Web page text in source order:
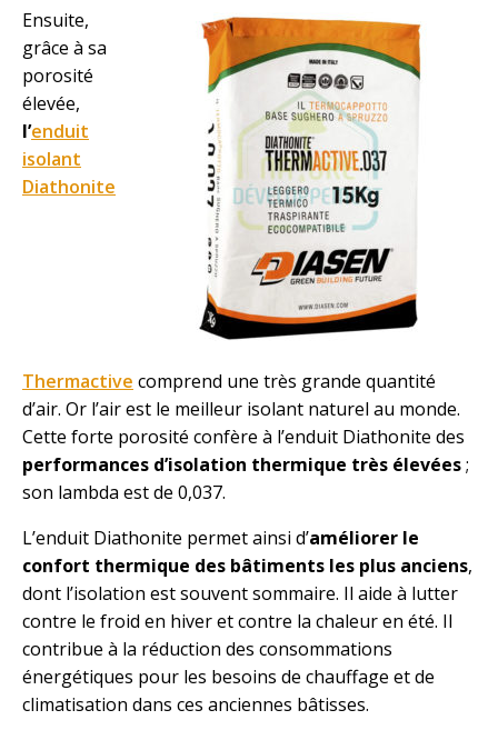
Ensuite,
grâce à sa
porosité
élevée,
l’enduit
isolant
Diathonite
Thermactive comprend une très grande quantité
d’air. Or l’air est le meilleur isolant naturel au monde.
Cette forte porosité confère à l’enduit Diathonite des
performances d’isolation thermique très élevées;
son lambda est de 0,037.
L’enduit Diathonite permet ainsi d’améliorer le
confort thermique des bâtiments les plus anciens,
dont l’isolation est souvent sommaire. Il aide à lutter
contre le froid en hiver et contre la chaleur en été. Il
contribue à la réduction des consommations
énergétiques pour les besoins de chauffage et de
climatisation dans ces anciennes bâtisses.